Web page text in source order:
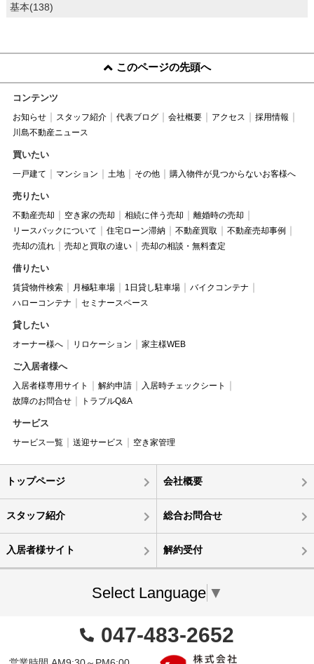
基本(138)
このページの先頭へ
コンテンツ
お知らせ スタッフ紹介 代表ブログ 会社概要 アクセス
採用情報
川島不動産ニュース
買いたい
一戸建て マンション 土地 その他 購入物件が見つからないお客様へ
売りたい
不動産売却 空き家の売却 相続に伴う売却
離婚時の売却
リースバックについて
住宅ローン滞納 不動産買取
不動産売却事例
売却の流れ
売却と買取の違い 売却の相談・無料査定
借りたい
賃貸物件検索 月極駐車場 1日貸し駐車場
バイクコンテナ
ハローコンテナ
セミナースペース
貸したい
オーナー様へ リロケーション 家主様WEB
ご入居者様へ
入居者様専用サイト 解約申請
入居時チェックシート
故障のお問合せ
トラブルQ&A
サービス
サービス一覧 送迎サービス 空き家管理
トップページ 会社概要
スタッフ紹介 総合お問合せ
入居者様サイト 解約受付
Select Language ▼
047-483-2652